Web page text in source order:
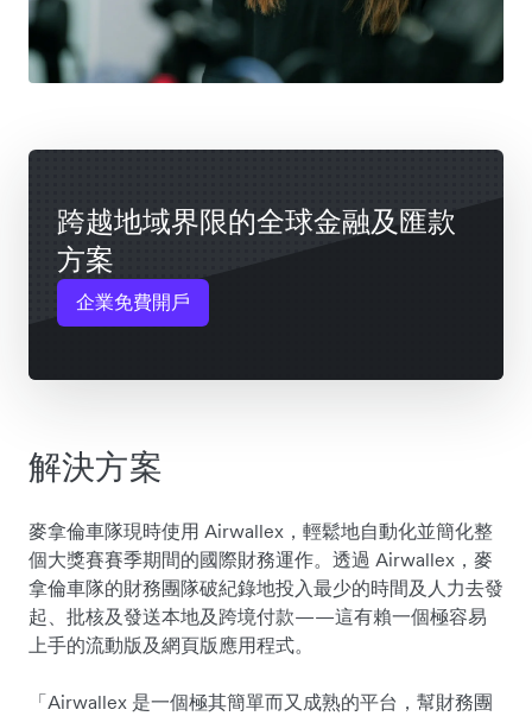
跨越地域界限的全球金融及匯款
方案
企業免費開戶
解決方案
麥拿倫車隊現時使用 Airwallex，輕鬆地自動化並簡化整
個大獎賽賽季期間的國際財務運作。透過 Airwallex，麥
拿倫車隊的財務團隊破紀錄地投入最少的時間及人力去發
起、批核及發送本地及跨境付款——這有賴一個極容易
上手的流動版及網頁版應用程式。
「Airwallex 是一個極其簡單而又成熟的平台，幫財務團